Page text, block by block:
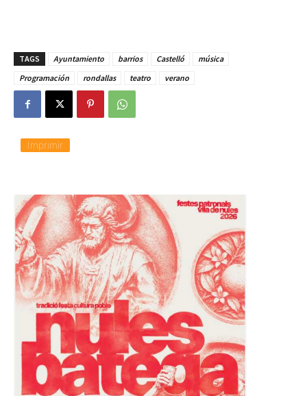
TAGS Ayuntamiento barrios Castelló
música
Programación
rondallas teatro verano
Imprimir